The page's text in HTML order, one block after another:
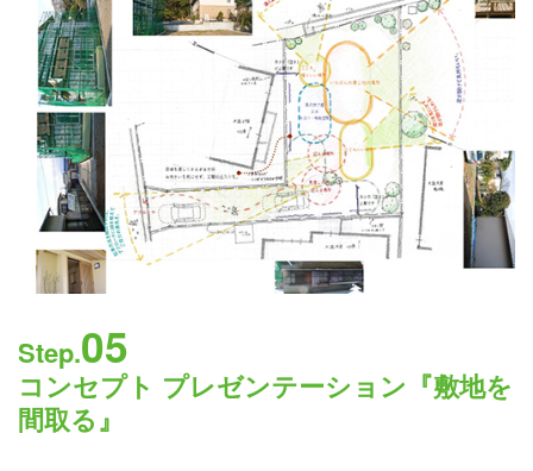
Step.05
コンセプト プレゼンテーション『敷地を
間取る』